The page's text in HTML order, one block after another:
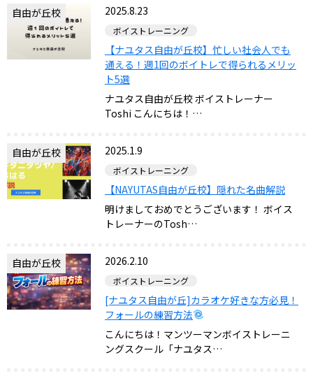
自由が丘校 2025.8.23
ボイストレーニング
【ナユタス自由が丘校】忙しい社会人でも
通える！週1回のボイトレで得られるメリッ
ト5選
ナユタス自由が丘校 ボイストレーナー
Toshi こんにちは！…
自由が丘校 2025.1.9
ボイストレーニング
【NAYUTAS自由が丘校】隠れた名曲解説
明けましておめでとうございます！ ボイス
トレーナーのTosh…
自由が丘校 2026.2.10
ボイストレーニング
[ナユタス自由が丘]カラオケ好きな方必見！
フォールの練習方法
こんにちは！マンツーマンボイストレーニ
ングスクール「ナユタス…